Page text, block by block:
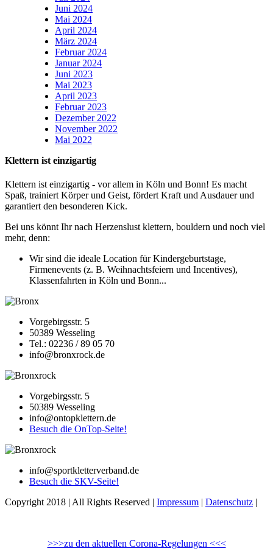
Juni 2024
Mai 2024
April 2024
März 2024
Februar 2024
Januar 2024
Juni 2023
Mai 2023
April 2023
Februar 2023
Dezember 2022
November 2022
Mai 2022
Klettern ist einzigartig
Klettern ist einzigartig - vor allem in Köln und Bonn! Es macht
Spaß, trainiert Körper und Geist, fördert Kraft und Ausdauer und
garantiert den besonderen Kick.
Bei uns könnt Ihr nach Herzenslust klettern, bouldern und noch viel
mehr, denn:
Wir sind die ideale Location für Kindergeburtstage,
Firmenevents (z. B. Weihnachtsfeiern und Incentives),
Klassenfahrten in Köln und Bonn...
Vorgebirgsstr. 5
50389 Wesseling
Tel.: 02236 / 89 05 70
info@bronxrock.de
Vorgebirgsstr. 5
50389 Wesseling
info@ontopklettern.de
Besuch die OnTop-Seite!
info@sportkletterverband.de
Besuch die SKV-Seite!
Copyright 2018 | All Rights Reserved | Impressum | Datenschutz |
>>>zu den aktuellen Corona-Regelungen <<<